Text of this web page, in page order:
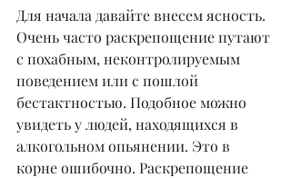
Для начала давайте внесем ясность.
Очень часто раскрепощение путают
с похабным, неконтролируемым
поведением или с пошлой
бестактностью. Подобное можно
увидеть у людей, находящихся в
алкогольном опьянении. Это в
корне ошибочно. Раскрепощение